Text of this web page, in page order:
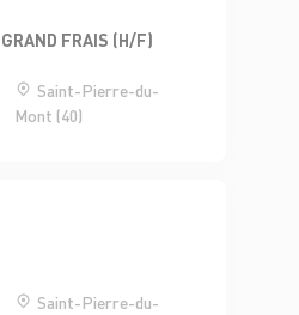
FRAIS (H/F)
Saint-Pierre-du-
Mont (40)
Saint-Pierre-du-